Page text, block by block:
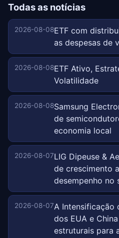
Todas as notícias
2026-08-08ETF com
as despesas de
2026-08-08ETF Ativo,
Volatilidade
2026-08-08Samsung
de
economia local
2026-08-07LIG Dipeuse &
de crescimento
desempenho no
2026-08-07A Intensificação
dos EUA e
estruturais para